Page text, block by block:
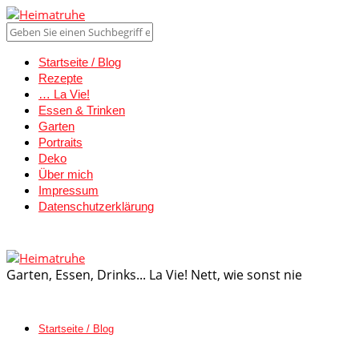
Startseite / Blog
Rezepte
… La Vie!
Essen & Trinken
Garten
Portraits
Deko
Über mich
Impressum
Datenschutzerklärung
Garten, Essen, Drinks... La Vie! Nett, wie sonst nie
Startseite / Blog